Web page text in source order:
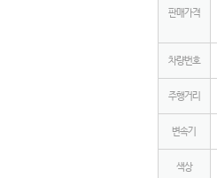
판매가격
차량번호
주행거리
변속기
색상